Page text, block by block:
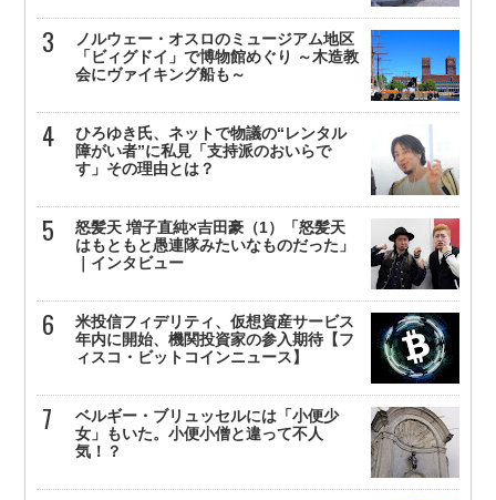
ノルウェー・オスロのミュージアム地区
「ビィグドイ」で博物館めぐり ～木造教
会にヴァイキング船も～
ひろゆき氏、ネットで物議の“レンタル
障がい者”に私見「支持派のおいらで
す」その理由とは？
怒髪天 増子直純×吉田豪（1）「怒髪天
はもともと愚連隊みたいなものだった」
｜インタビュー
米投信フィデリティ、仮想資産サービス
年内に開始、機関投資家の参入期待【フ
ィスコ・ビットコインニュース】
ベルギー・ブリュッセルには「小便少
女」もいた。小便小僧と違って不人
気！？